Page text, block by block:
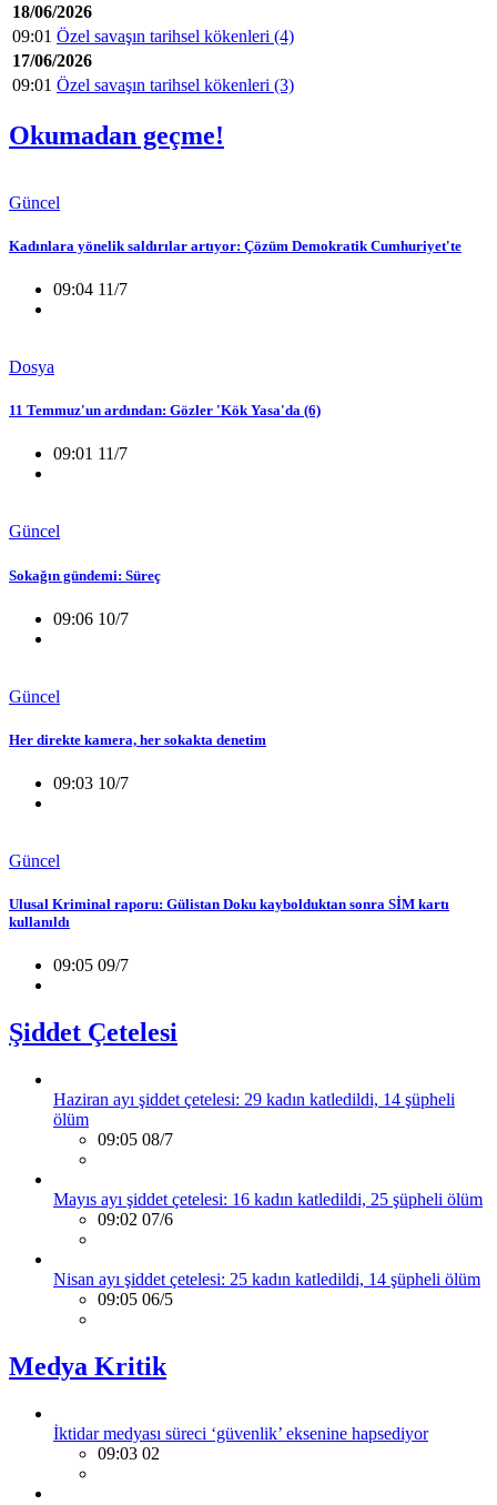
18/06/2026
09:01 Özel savaşın tarihsel kökenleri (4)
17/06/2026
09:01 Özel savaşın tarihsel kökenleri (3)
Okumadan geçme!
Güncel
Kadınlara yönelik saldırılar artıyor: Çözüm Demokratik Cumhuriyet'te
09:04 11/7
Dosya
11 Temmuz'un ardından: Gözler 'Kök Yasa'da (6)
09:01 11/7
Güncel
Sokağın gündemi: Süreç
09:06 10/7
Güncel
Her direkte kamera, her sokakta denetim
09:03 10/7
Güncel
Ulusal Kriminal raporu: Gülistan Doku kaybolduktan sonra SİM kartı
kullanıldı
09:05 09/7
Şiddet Çetelesi
Haziran ayı şiddet çetelesi: 29 kadın katledildi, 14 şüpheli
ölüm
09:05 08/7
Mayıs ayı şiddet çetelesi: 16 kadın katledildi, 25 şüpheli ölüm
09:02 07/6
Nisan ayı şiddet çetelesi: 25 kadın katledildi, 14 şüpheli ölüm
09:05 06/5
Medya Kritik
İktidar medyası süreci ‘güvenlik’ eksenine hapsediyor
09:03 02